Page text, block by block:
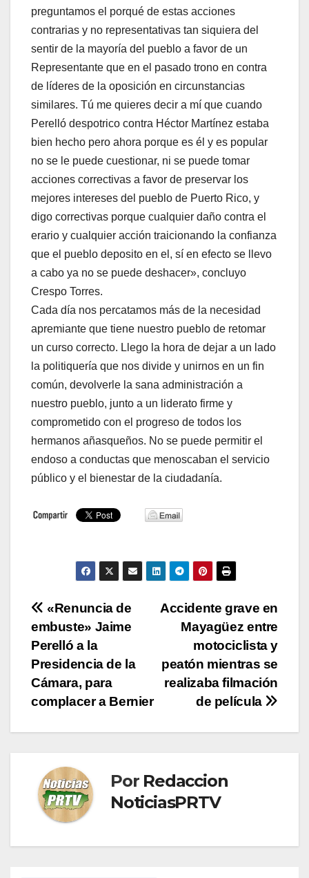
preguntamos el porqué de estas acciones
contrarias y no representativas tan siquiera del
sentir de la mayoría del pueblo a favor de un
Representante que en el pasado trono en contra
de líderes de la oposición en circunstancias
similares. Tú me quieres decir a mí que cuando
Perelló despotrico contra Héctor Martínez estaba
bien hecho pero ahora porque es él y es popular
no se le puede cuestionar, ni se puede tomar
acciones correctivas a favor de preservar los
mejores intereses del pueblo de Puerto Rico, y
digo correctivas porque cualquier daño contra el
erario y cualquier acción traicionando la confianza
que el pueblo deposito en el, sí en efecto se llevo
a cabo ya no se puede deshacer», concluyo
Crespo Torres.
Cada día nos percatamos más de la necesidad
apremiante que tiene nuestro pueblo de retomar
un curso correcto. Llego la hora de dejar a un lado
la politiquería que nos divide y unirnos en un fin
común, devolverle la sana administración a
nuestro pueblo, junto a un liderato firme y
comprometido con el progreso de todos los
hermanos añasqueños. No se puede permitir el
endoso a conductas que menoscaban el servicio
público y el bienestar de la ciudadanía.
Navegación
de
entradas
Accidente grave en
Mayagüez entre
motociclista y
peatón mientras se
realizaba filmación
de película
«Renuncia de
embuste» Jaime
Perelló a la
Presidencia de la
Cámara, para
complacer a Bernier
Por Redaccion
NoticiasPRTV